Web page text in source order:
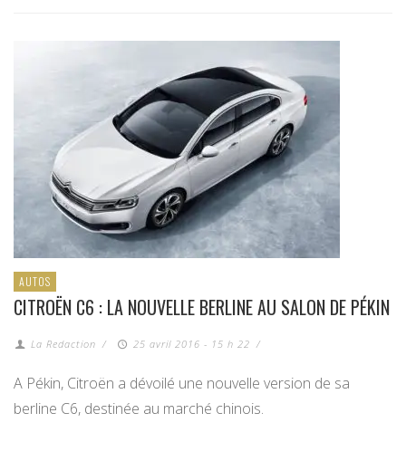
AUTOS
CITROËN C6 : LA NOUVELLE BERLINE AU SALON DE PÉKIN
La Redaction / 25 avril 2016 - 15 h 22 /
A Pékin, Citroën a dévoilé une nouvelle version de sa
berline C6, destinée au marché chinois.